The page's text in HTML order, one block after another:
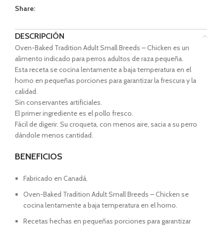
Share:
DESCRIPCIÓN
Oven-Baked Tradition Adult Small Breeds – Chicken es un
alimento indicado para perros adultos de raza pequeña.
Esta receta se cocina lentamente a baja temperatura en el
horno en pequeñas porciones para garantizar la frescura y la
calidad.
Sin conservantes artificiales.
El primer ingrediente es el pollo fresco.
Fácil de digerir. Su croqueta, con menos aire, sacia a su perro
dándole menos cantidad.
BENEFICIOS
Fabricado en Canadá.
Oven-Baked Tradition Adult Small Breeds – Chicken se
cocina lentamente a baja temperatura en el horno.
Recetas hechas en pequeñas porciones para garantizar